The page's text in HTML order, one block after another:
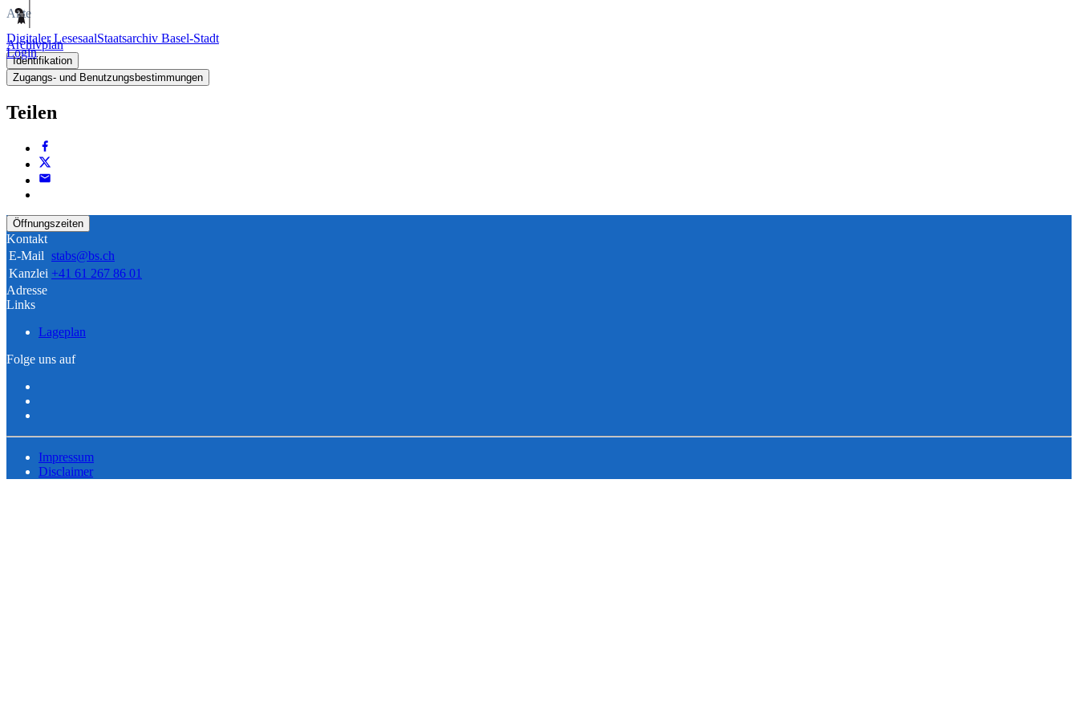
Digitaler LesesaalStaatsarchiv Basel-Stadt
Login
Akte
Archivplan
Identifikation
Zugangs- und Benutzungsbestimmungen
Teilen
Öffnungszeiten
Kontakt
E-Mail stabs@bs.ch
Kanzlei +41 61 267 86 01
Adresse
Links
Lageplan
Folge uns auf
Impressum
Disclaimer